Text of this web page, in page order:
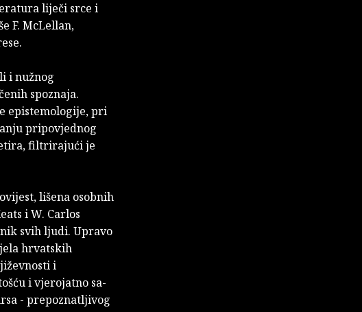
liječi srce i
F. McLellan,
i nužnog
spoznaja.
epistemologije, pri
pripovjednog
filtrirajući je
lišena osobnih
i W. Carlos
svih ljudi. Upravo
hrvatskih
i
i vjerojatno sa­
- prepoznatljivog